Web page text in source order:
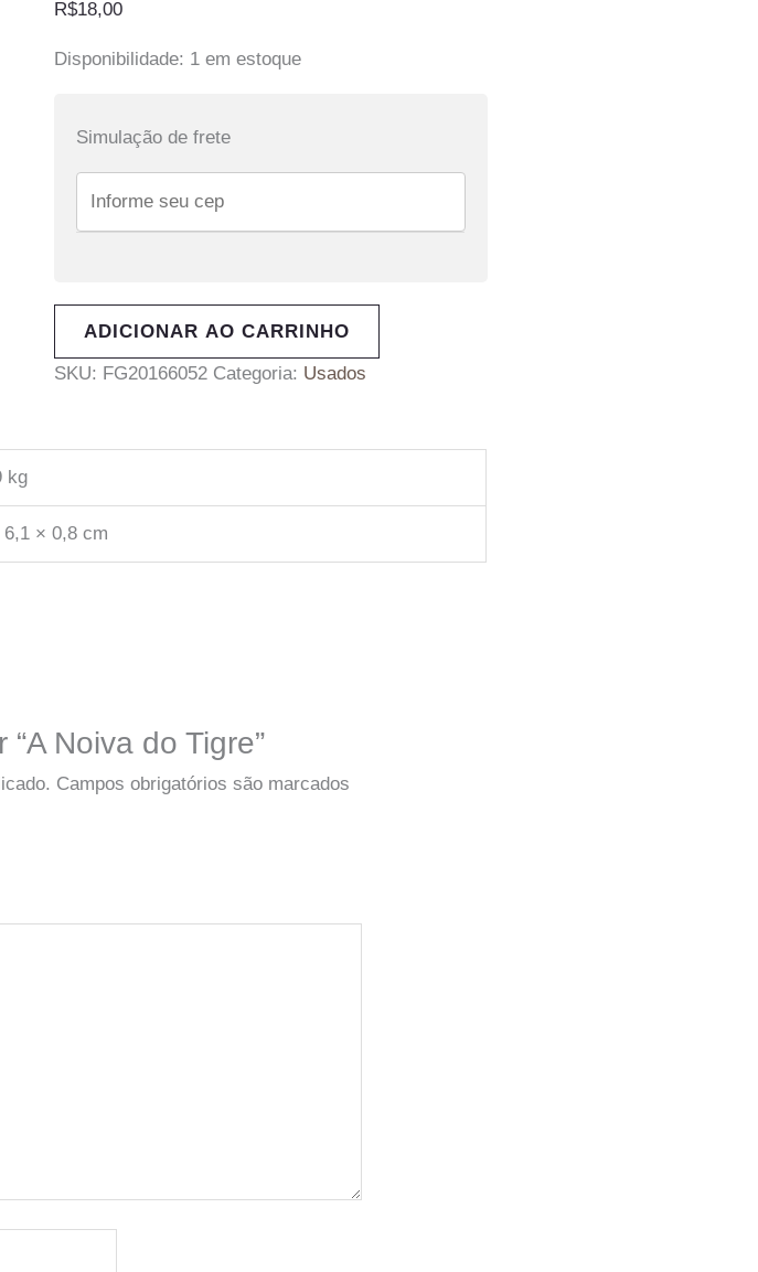
R$18,00
Disponibilidade: 1 em estoque
Simulação de frete
ADICIONAR AO CARRINHO
SKU: FG20166052 Categoria: Usados
kg
× 0,8 cm
Noiva do Tigre”
Campos obrigatórios são marcados